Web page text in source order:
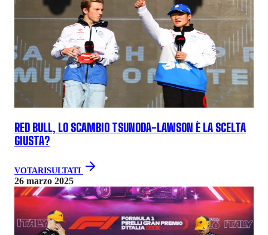
RED BULL, LO SCAMBIO TSUNODA-LAWSON È LA SCELTA
GIUSTA?
VOTARISULTATI
26 marzo 2025